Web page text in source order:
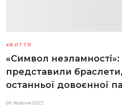
ЖИТТЯ
«Символ незламності»:
представили
останньої довоєнної
06 Жовтня 2022